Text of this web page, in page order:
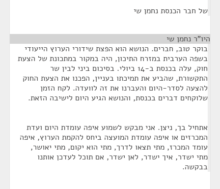
של חבר הכנסת נחמן שי
היו"ר נחמן שי
בוקר טוב, חברים. הנושא הוא הפצת שידורי הערוץ הייעודי
בשפה הערבית במזרח התיכון, היה במקור במתכונת של הצעת
חוק, עלה בכנסת ב-14 ביולי. בסיכום ביני לבין שר
התקשורת, שהביע את תמיכתו בעניין, הפכנו את הצעת החוק
להצעה לסדר-היום והעברנו את זה לוועדה. לקח הזמן
שלוקחים דברים בכנסת, והנושא הגיע היום לישיבה הזאת.
אתחיל בך, ניצן. אני מבקש לשמוע איפה עומדת היום ועדת
המכרזים או איפה עומדת המועצה ביחס להקמת הערוץ, איפה
עומד המכרז, מתי תצאו לדרך, מתי הוא יקום, מתי יאושר,
מתי ישדר, איך ישדר, לאן ישדר, אם תוכל לעדכן אותנו
בבקשה.